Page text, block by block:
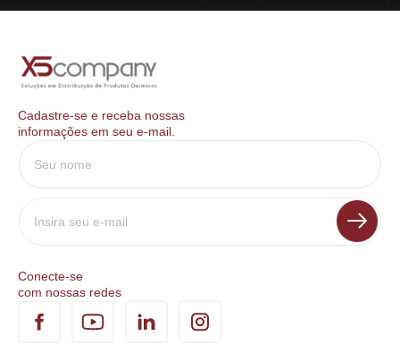
Cadastre-se e receba nossas
informações em seu e-mail.
Conecte-se
com nossas redes